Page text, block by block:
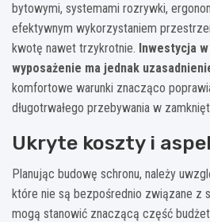
bytowymi, systemami rozrywki,
efektywnym wykorzystaniem
kwotę nawet trzykrotnie. Inwestycja
wyposażenie ma jednak
komfortowe warunki znacząco
długotrwałego przebywania w
Ukryte koszty i
Planując budowę schronu, należy
które nie są bezpośrednio związane z
mogą stanowić znaczącą część